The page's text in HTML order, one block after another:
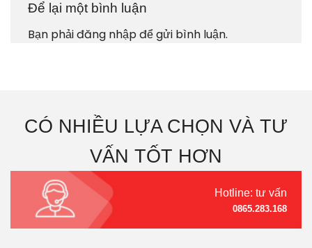
Để lại một bình luận
Bạn phảiđăng nhậpđể gửi bình luận.
CÓ NHIỀU LỰA CHỌN VÀ TƯ
VẤN TỐT HƠN
Hotline: tư vấn
0865.283.168